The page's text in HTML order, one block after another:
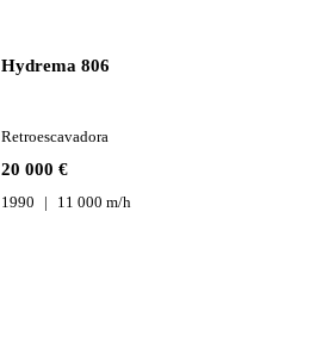
Hydrema 806
20 000 €
Retroescavadora
1990 11 000 m/h